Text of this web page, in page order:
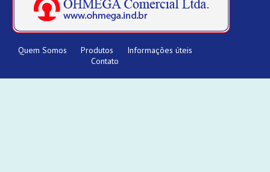
Quem Somos Produtos
Informações úteis
Contato